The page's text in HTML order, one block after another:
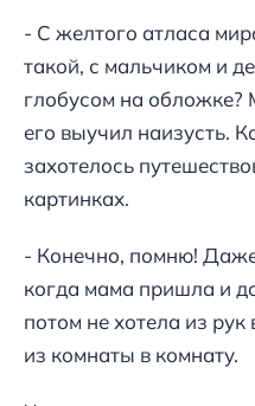
- С желтого атласа
такой, с мальчиком и
глобусом на обложке?
его выучил наизусть.
захотелось
картинках.
- Конечно, помню!
когда мама пришла и
потом не хотела из
из комнаты в комнату.